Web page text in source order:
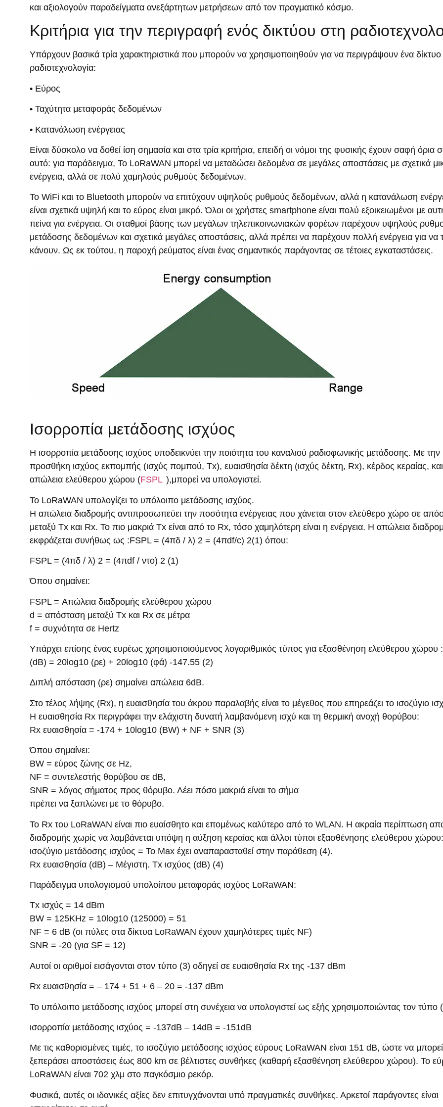
και αξιολογούν παραδείγματα ανεξάρτητων μετρήσεων από τον πραγματικό κόσμο.
Κριτήρια για την περιγραφή ενός δικτύου στη
Υπάρχουν βασικά τρία χαρακτηριστικά που μπορούν να χρησιμοποιηθούν για να περιγράψουν ένα δίκτυο
ραδιοτεχνολογία:
• Εύρος
• Ταχύτητα μεταφοράς δεδομένων
• Κατανάλωση ενέργειας
Είναι δύσκολο να δοθεί ίση σημασία και στα τρία κριτήρια, επειδή οι νόμοι της φυσικής έχουν σαφή όρια
αυτό: για παράδειγμα, Το LoRaWAN μπορεί να μεταδώσει δεδομένα σε μεγάλες αποστάσεις με σχετικά
ενέργεια, αλλά σε πολύ χαμηλούς ρυθμούς δεδομένων.
Το WiFi και το Bluetooth μπορούν να επιτύχουν υψηλούς ρυθμούς δεδομένων, αλλά η κατανάλωση
είναι σχετικά υψηλή και το εύρος είναι μικρό. Όλοι οι χρήστες smartphone είναι πολύ εξοικειωμένοι με
πείνα για ενέργεια. Οι σταθμοί βάσης των μεγάλων τηλεπικοινωνιακών φορέων παρέχουν υψηλούς
μετάδοσης δεδομένων και σχετικά μεγάλες αποστάσεις, αλλά πρέπει να παρέχουν πολλή ενέργεια για να
κάνουν. Ως εκ τούτου, η παροχή ρεύματος είναι ένας σημαντικός παράγοντας σε τέτοιες εγκαταστάσεις.
Ισορροπία μετάδοσης ισχύος
Η ισορροπία μετάδοσης ισχύος υποδεικνύει την ποιότητα του καναλιού ραδιοφωνικής μετάδοσης. Με την
προσθήκη ισχύος εκπομπής (ισχύς πομπού, Tx), ευαισθησία δέκτη (ισχύς δέκτη, Rx), κέρδος κεραίας, και
απώλεια ελεύθερου χώρου (FSPL ),μπορεί να υπολογιστεί.
Το LoRaWAN υπολογίζει το υπόλοιπο μετάδοσης ισχύος.
Η απώλεια διαδρομής αντιπροσωπεύει την ποσότητα ενέργειας που χάνεται στον ελεύθερο χώρο σε
μεταξύ Tx και Rx. Το πιο μακριά Tx είναι από το Rx, τόσο χαμηλότερη είναι η ενέργεια. Η απώλεια
εκφράζεται συνήθως ως :FSPL = (4πδ / λ) 2 = (4πdf/c) 2(1) όπου:
FSPL = (4πδ / λ) 2 = (4πdf / ντο) 2 (1)
Όπου σημαίνει:
FSPL = Απώλεια διαδρομής ελεύθερου χώρου
d = απόσταση μεταξύ Tx και Rx σε μέτρα
f = συχνότητα σε Hertz
Υπάρχει επίσης ένας ευρέως χρησιμοποιούμενος λογαριθμικός τύπος για εξασθένηση ελεύθερου χώρου
(dB) = 20log10 (ρε) + 20log10 (φά) -147.55 (2)
Διπλή απόσταση (ρε) σημαίνει απώλεια 6dB.
Στο τέλος λήψης (Rx), η ευαισθησία του άκρου παραλαβής είναι το μέγεθος που επηρεάζει το ισοζύγιο
Η ευαισθησία Rx περιγράφει την ελάχιστη δυνατή λαμβανόμενη ισχύ και τη θερμική ανοχή θορύβου:
Rx ευαισθησία = -174 + 10log10 (BW) + NF + SNR (3)
Όπου σημαίνει:
BW = εύρος ζώνης σε Hz,
NF = συντελεστής θορύβου σε dB,
SNR = λόγος σήματος προς θόρυβο. Λέει πόσο μακριά είναι το σήμα
πρέπει να ξαπλώνει με το θόρυβο.
Το Rx του LoRaWAN είναι πιο ευαίσθητο και επομένως καλύτερο από το WLAN. Η ακραία περίπτωση
διαδρομής χωρίς να λαμβάνεται υπόψη η αύξηση κεραίας και άλλοι τύποι εξασθένησης ελεύθερου χώρου:
ισοζύγιο μετάδοσης ισχύος = Το Max έχει αναπαρασταθεί στην παράθεση (4).
Rx ευαισθησία (dB) – Μέγιστη. Tx ισχύος (dB) (4)
Παράδειγμα υπολογισμού υπολοίπου μεταφοράς ισχύος LoRaWAN:
Tx ισχύς = 14 dBm
BW = 125KHz = 10log10 (125000) = 51
NF = 6 dB (οι πύλες στα δίκτυα LoRaWAN έχουν χαμηλότερες τιμές NF)
SNR = -20 (για SF = 12)
Αυτοί οι αριθμοί εισάγονται στον τύπο (3) οδηγεί σε ευαισθησία Rx της -137 dBm
Rx ευαισθησία = – 174 + 51 + 6 – 20 = -137 dBm
Το υπόλοιπο μετάδοσης ισχύος μπορεί στη συνέχεια να υπολογιστεί ως εξής χρησιμοποιώντας τον τύπο
ισορροπία μετάδοσης ισχύος = -137dB – 14dB = -151dB
Με τις καθορισμένες τιμές, το ισοζύγιο μετάδοσης ισχύος εύρους LoRaWAN είναι 151 dB, ώστε να
ξεπεράσει αποστάσεις έως 800 km σε βέλτιστες συνθήκες (καθαρή εξασθένηση ελεύθερου χώρου). Το
LoRaWAN είναι 702 χλμ στο παγκόσμιο ρεκόρ.
Φυσικά, αυτές οι ιδανικές αξίες δεν επιτυγχάνονται υπό πραγματικές συνθήκες. Αρκετοί παράγοντες είναι